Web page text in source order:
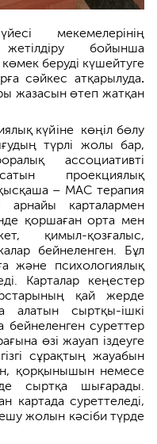
мекемелерінің
бойынша
беруді күшейтуге
сәйкес атқарылуда.
жазасын өтеп жатқан
күйіне көңіл бөлу
түрлі жолы бар,
ассоциативті
проекциялық
– MAC терапия
карталармен
қоршаған орта мен
қимыл-қозғалыс,
бейнеленген. Бұл
және психологиялық
Карталар кеңестер
қай жерде
алатын сыртқы-ішкі
бейнеленген суреттер
өзі жауап іздеуге
сұрақтың жауабын
қорқынышын немесе
сыртқа шығарады.
картада суреттеледі,
жолын кәсіби түрде